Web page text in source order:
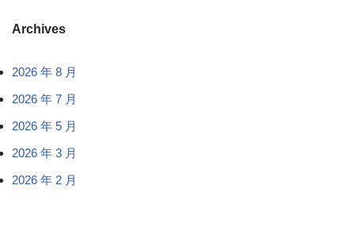
Archives
2026 年 8 月
2026 年 7 月
2026 年 5 月
2026 年 3 月
2026 年 2 月